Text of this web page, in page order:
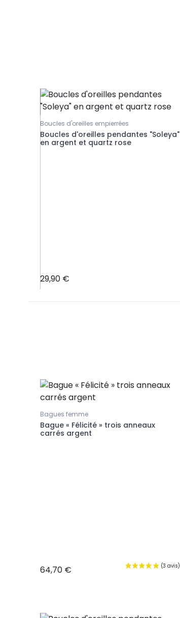
Boucles d'oreilles empierrées
Boucles d'oreilles pendantes "Soleya"
en argent et quartz rose
29,90 €
Bagues femme
Bague « Félicité » trois anneaux
carrés argent
64,70 €